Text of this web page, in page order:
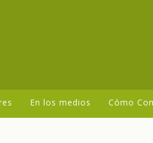
En los medios Cómo